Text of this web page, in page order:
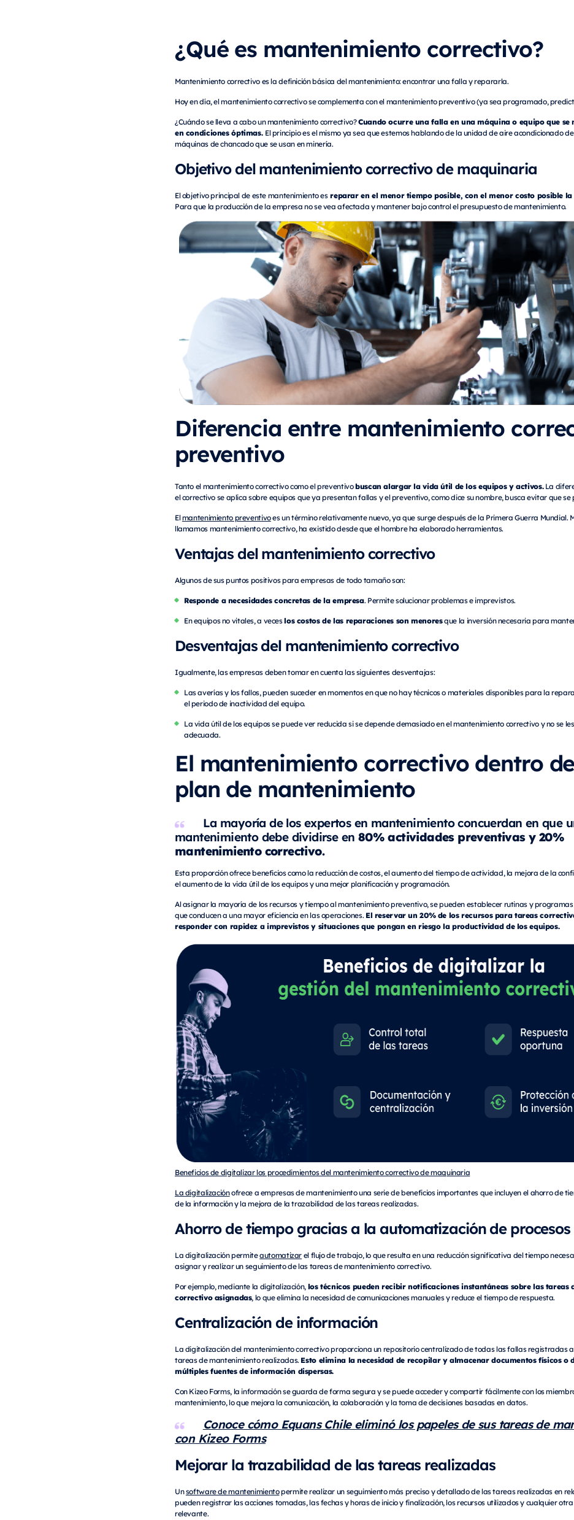
¿Qué es mantenimiento correctivo?
Mantenimiento correctivo es la definición básica del mantenimiento: encontrar una falla y repararla.
Hoy en día, el mantenimiento correctivo se complementa con el mantenimiento preventivo (ya sea programado,
¿Cuándo se lleva a cabo un mantenimiento correctivo?Cuando ocurre una falla en una máquina o equipo que se
en condiciones óptimas. El principio es el mismo ya sea que estemos hablando de la unidad de aire acondicionado
máquinas de chancado que se usan en minería.
Objetivo del mantenimiento correctivo de maquinaria
El objetivo principal de este mantenimiento esreparar en el menor tiempo posible, con el menor costo posible
Para que la producción de la empresa no se vea afectada y mantener bajo control el presupuesto de mantenimiento.
Diferencia entre mantenimiento
preventivo
Tanto el mantenimiento correctivo como el preventivobuscan alargar la vida útil de los equipos y activos.La
el correctivo se aplica sobre equipos que ya presentan fallas y el preventivo, como dice su nombre, busca evitar que
Elmantenimiento preventivoes un término relativamente nuevo, ya que surge después de la Primera Guerra Mundial.
llamamos mantenimiento correctivo, ha existido desde que el hombre ha elaborado herramientas.
Ventajas del mantenimiento correctivo
Algunos de sus puntos positivos para empresas de todo tamaño son:
Responde a necesidades concretas de la empresa. Permite solucionar problemas e imprevistos.
En equipos no vitales, a veceslos costos de las reparaciones son menoresque la inversión necesaria para
Desventajas del mantenimiento correctivo
Igualmente, las empresas deben tomar en cuenta las siguientes desventajas:
Las averías y los fallos, pueden suceder en momentos en que no hay técnicos o materiales disponibles para la
el periodo de inactividad del equipo.
La vida útil de los equipos se puede ver reducida si se depende demasiado en el mantenimiento correctivo y no se
adecuada.
El mantenimiento correctivo dentro
plan de mantenimiento
La mayoría de los expertos en mantenimiento concuerdan en que
mantenimiento debe dividirse en 80% actividades preventivas y 20%
mantenimiento correctivo.
Esta proporción ofrece beneficios como la reducción de costos, el aumento del tiempo de actividad, la mejora de la
el aumento de la vida útil de los equipos y una mejor planificación y programación.
Al asignar la mayoría de los recursos y tiempo al mantenimiento preventivo, se pueden establecer rutinas y
que conducen a una mayor eficiencia en las operaciones.El reservar un 20% de los recursos para tareas
responder con rapidez a imprevistos y situaciones que pongan en riesgo la productividad de los equipos.
Beneficios de digitalizar los procedimientos del mantenimiento correctivo de maquinaria
Ladigitalizaciónofrece a empresas de mantenimiento una serie de beneficios importantes que incluyen el ahorro de
de la información y la mejora de la trazabilidad de las tareas realizadas.
Ahorro de tiempo gracias a la automatización de procesos
La digitalización permiteautomatizarel flujo de trabajo, lo que resulta en una reducción significativa del tiempo
asignar y realizar un seguimiento de las tareas de mantenimiento correctivo.
Por ejemplo, mediante la digitalización,los técnicos pueden recibir notificaciones instantáneas sobre las tareas
correctivo asignadas, lo que elimina la necesidad de comunicaciones manuales y reduce el tiempo de respuesta.
Centralización de información
La digitalización del mantenimiento correctivo proporciona un repositorio centralizado de todas las fallas registradas
tareas de mantenimiento realizadas.Esto elimina la necesidad de recopilar y almacenar documentos físicos o
múltiples fuentes de información dispersas.
Con Kizeo Forms, la información se guarda de forma segura y se puede acceder y compartir fácilmente con los
mantenimiento, lo que mejora la comunicación, la colaboración y la toma de decisiones basadas en datos.
Conoce cómo Equans Chile eliminó los papeles de sus tareas de
con Kizeo Forms
Mejorar la trazabilidad de las tareas realizadas
Unsoftware de mantenimientopermite realizar un seguimiento más preciso y detallado de las tareas realizadas en
pueden registrar las acciones tomadas, las fechas y horas de inicio y finalización, los recursos utilizados y cualquier
relevante.